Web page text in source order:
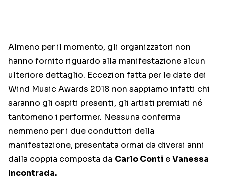
Almeno per il momento, gli organizzatori non
hanno fornito riguardo alla manifestazione alcun
ulteriore dettaglio. Eccezion fatta per le date dei
Wind Music Awards 2018 non sappiamo infatti chi
saranno gli ospiti presenti, gli artisti premiati né
tantomeno i performer. Nessuna conferma
nemmeno per i due conduttori della
manifestazione, presentata ormai da diversi anni
dalla coppia composta da Carlo Conti eVanessa
Incontrada.